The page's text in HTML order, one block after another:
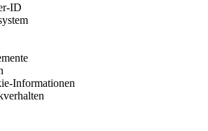
ID
Informationen